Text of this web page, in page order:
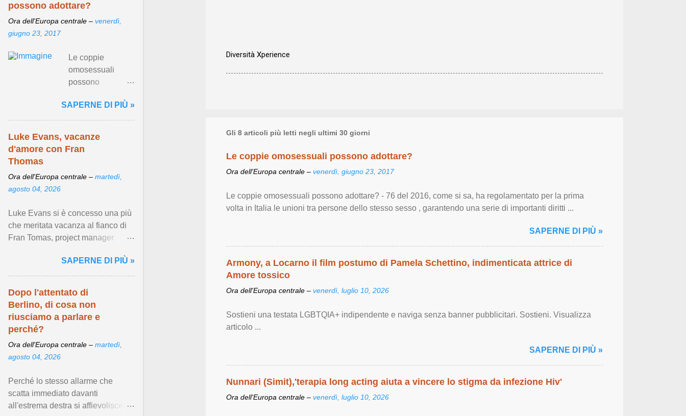
Diversità Xperience
Gli 8 articoli più letti negli ultimi 30 giorni
Le coppie omosessuali possono adottare?
Ora dell'Europa centrale – venerdì, giugno 23, 2017
Le coppie omosessuali possono adottare? - 76 del 2016, come si sa, ha regolamentato per la prima
volta in Italia le unioni tra persone dello stesso sesso , garantendo una serie di importanti diritti ...
SAPERNE DI PIÙ »
Armony, a Locarno il film postumo di Pamela Schettino, indimenticata attrice di
Amore tossico
Ora dell'Europa centrale – venerdì, luglio 10, 2026
Sostieni una testata LGBTQIA+ indipendente e naviga senza banner pubblicitari. Sostieni. Visualizza
articolo ...
SAPERNE DI PIÙ »
Nunnari (Simit),'terapia long acting aiuta a vincere lo stigma da infezione Hiv'
Ora dell'Europa centrale – venerdì, luglio 10, 2026
possono adottare?
Ora dell'Europa centrale – venerdì,
giugno 23, 2017
Le coppie
omosessuali
possono
2016, come si sa,
ha regolamentato
garantendo una
SAPERNE DI PIÙ »
Luke Evans, vacanze
d'amore con Fran
Thomas
Ora dell'Europa centrale – martedì,
agosto 04, 2026
Luke Evans si è concesso una più
che meritata vacanza al fianco di
Fran Tomas, project manager
coppia dal 2021. Visualizza
articolo ...
SAPERNE DI PIÙ »
Dopo l'attentato di
Berlino, di cosa non
riusciamo a parlare e
perché?
Ora dell'Europa centrale – martedì,
agosto 04, 2026
Perché lo stesso allarme che
scatta immediato davanti
all'estrema destra si affievolisce